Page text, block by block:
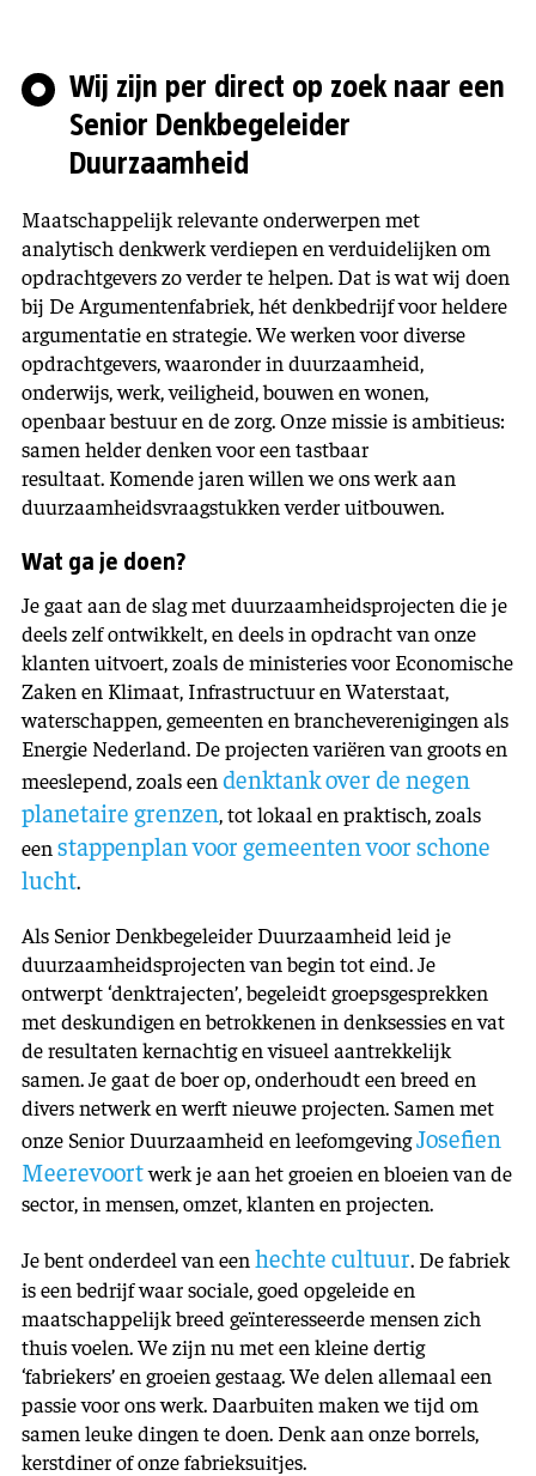
Wij zijn per direct op zoek naar een
Senior Denkbegeleider
Duurzaamheid
Maatschappelijk relevante onderwerpen met
analytisch denkwerk verdiepen en verduidelijken om
opdrachtgevers zo verder te helpen. Dat is wat wij doen
bij De Argumentenfabriek, hét denkbedrijf voor heldere
argumentatie en strategie. We werken voor diverse
opdrachtgevers, waaronder in duurzaamheid,
onderwijs, werk, veiligheid, bouwen en wonen,
openbaar bestuur en de zorg. Onze missie is ambitieus:
samen helder denken voor een tastbaar
resultaat. Komende jaren willen we ons werk aan
duurzaamheidsvraagstukken verder uitbouwen.
Wat ga je doen?
Je gaat aan de slag met duurzaamheidsprojecten die je
deels zelf ontwikkelt, en deels in opdracht van onze
klanten uitvoert, zoals de ministeries voor Economische
Zaken en Klimaat, Infrastructuur en Waterstaat,
waterschappen, gemeenten en brancheverenigingen als
Energie Nederland. De projecten variëren van groots en
meeslepend, zoals een denktank over de negen
planetaire grenzen, tot lokaal en praktisch, zoals
een stappenplan voor gemeenten voor schone
lucht.
Als Senior Denkbegeleider Duurzaamheid leid je
duurzaamheidsprojecten van begin tot eind. Je
ontwerpt ‘denktrajecten’, begeleidt groepsgesprekken
met deskundigen en betrokkenen in denksessies en vat
de resultaten kernachtig en visueel aantrekkelijk
samen. Je gaat de boer op, onderhoudt een breed en
divers netwerk en werft nieuwe projecten. Samen met
onze Senior Duurzaamheid en leefomgevingJosefien
Meerevoortwerk je aan het groeien en bloeien van de
sector, in mensen, omzet, klanten en projecten.
Je bent onderdeel van een hechte cultuur. De fabriek
is een bedrijf waar sociale, goed opgeleide en
maatschappelijk breed geïnteresseerde mensen zich
thuis voelen. We zijn nu met een kleine dertig
‘fabriekers’ en groeien gestaag. We delen allemaal een
passie voor ons werk. Daarbuiten maken we tijd om
samen leuke dingen te doen. Denk aan onze borrels,
kerstdiner of onze fabrieksuitjes.